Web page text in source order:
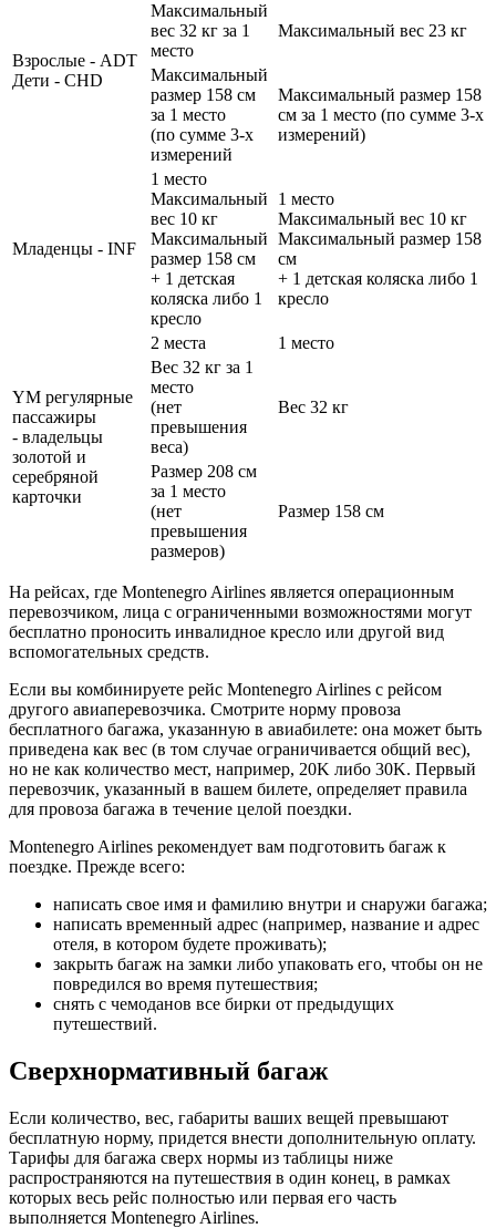
Взрослые - ADT
Дети - CHD
Максимальный
вес 32 кг за 1
место
Максимальный вес 23 кг
Максимальный
размер 158 cм
за 1 место
(по сумме 3-х
измерений
Максимальный размер 158
cм за 1 место (по сумме 3-х
измерений)
Младенцы - INF
1 место
Максимальный
вес 10 кг
Максимальный
размер 158 cм
+ 1 детская
коляска либо 1
кресло
1 место
Максимальный вес 10 кг
Максимальный размер 158
cм
+ 1 детская коляска либо 1
кресло
YM регулярные
пассажиры
- владельцы
золотой и
серебряной
карточки
2 места
1 место
Вес 32 кг за 1
место
(нет
превышения
веса)
Вес 32 кг
Размер 208 cм
за 1 место
(нет
превышения
размеров)
Размер 158 cм
На рейсах, где Montenegro Airlines является операционным
перевозчиком, лица с ограниченными возможностями могут
бесплатно проносить инвалидное кресло или другой вид
вспомогательных средств.
Если вы комбинируете рейс Montenegro Airlines с рейсом
другого авиаперевозчика. Смотрите норму провоза
бесплатного багажа, указанную в авиабилете: она может быть
приведена как вес (в том случае ограничивается общий вес),
но не как количество мест, например, 20K либо 30K. Первый
перевозчик, указанный в вашем билете, определяет правила
для провоза багажа в течение целой поездки.
Montenegro Airlines рекомендует вам подготовить багаж к
поездке. Прежде всего:
написать свое имя и фамилию внутри и снаружи багажа;
написать временный адрес (например, название и адрес
отеля, в котором будете проживать);
закрыть багаж на замки либо упаковать его, чтобы он не
повредился во время путешествия;
снять с чемоданов все бирки от предыдущих
путешествий.
Сверхнормативный багаж
Если количество, вес, габариты ваших вещей превышают
бесплатную норму, придется внести дополнительную оплату.
Тарифы для багажа сверх нормы из таблицы ниже
распространяются на путешествия в один конец, в рамках
которых весь рейс полностью или первая его часть
выполняется Montenegro Airlines.